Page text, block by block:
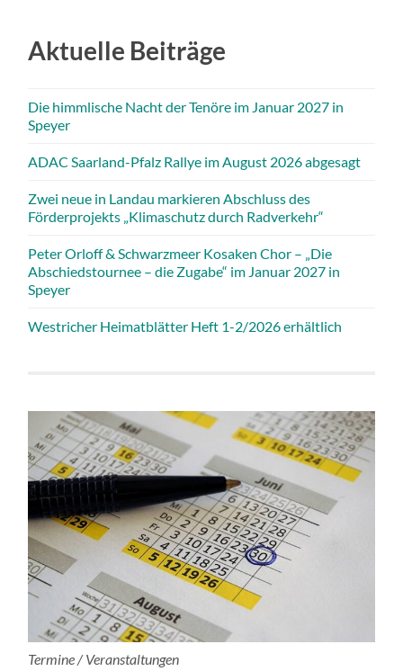
Aktuelle Beiträge
Die himmlische Nacht der Tenöre im Januar 2027 in
Speyer
ADAC Saarland-Pfalz Rallye im August 2026 abgesagt
Zwei neue in Landau markieren Abschluss des
Förderprojekts „Klimaschutz durch Radverkehr“
Peter Orloff & Schwarzmeer Kosaken Chor – „Die
Abschiedstournee – die Zugabe“ im Januar 2027 in
Speyer
Westricher Heimatblätter Heft 1-2/2026 erhältlich
Termine / Veranstaltungen